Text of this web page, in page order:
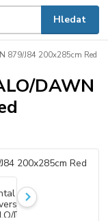
Hledat
879/J84 200x285cm Red
DAWN